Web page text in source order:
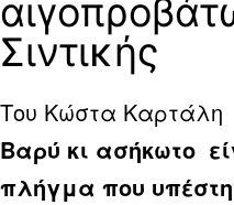
Σιντικής
Του Κώστα Καρτάλη
Βαρύ κι ασήκωτο
πλήγμα που